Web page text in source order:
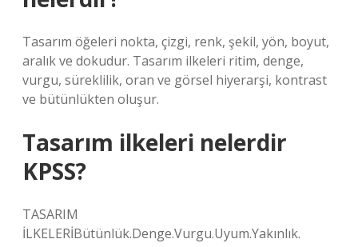
Tasarım öğeleri nokta, çizgi, renk, şekil, yön, boyut,
aralık ve dokudur. Tasarım ilkeleri ritim, denge,
vurgu, süreklilik, oran ve görsel hiyerarşi, kontrast
ve bütünlükten oluşur.
Tasarım ilkeleri nelerdir
KPSS?
TASARIM
İLKELERİBütünlük.Denge.Vurgu.Uyum.Yakınlık.